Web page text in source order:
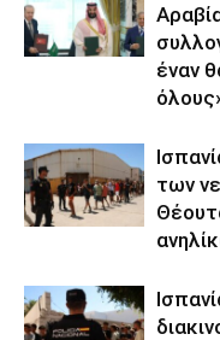
έναν
των